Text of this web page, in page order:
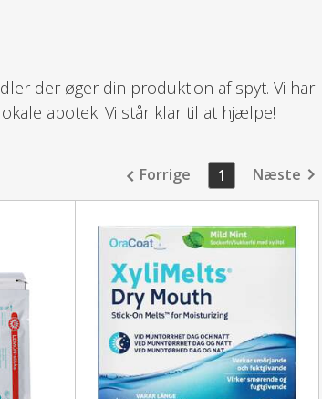
der øger din produktion af spyt. Vi har
apotek. Vi står klar til at hjælpe!
Forrige 1 Næste